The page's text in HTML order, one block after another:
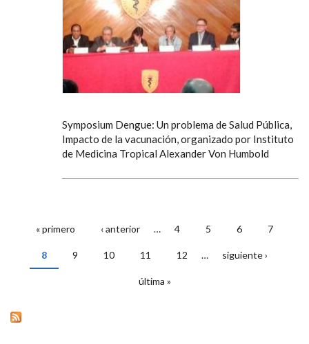
Symposium Dengue: Un problema de Salud Pública,
Impacto de la vacunación, organizado por Instituto
de Medicina Tropical Alexander Von Humbold
PÁGINAS
« primero ‹ anterior … 4 5 6 7
8 9 10 11 12 … siguiente ›
última »